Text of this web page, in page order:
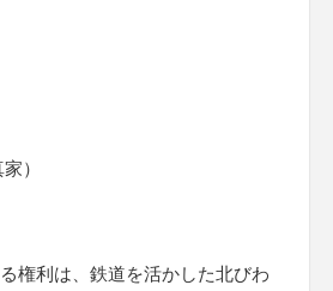
）
権利は、鉄道を活かした北びわ